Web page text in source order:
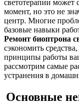
светотерапии может
момент, но это не
центр. Многие
базовые навыки
Ремонт биоптрона
сэкономить
принципы работы
рассмотрим самые
устранения в
Основные